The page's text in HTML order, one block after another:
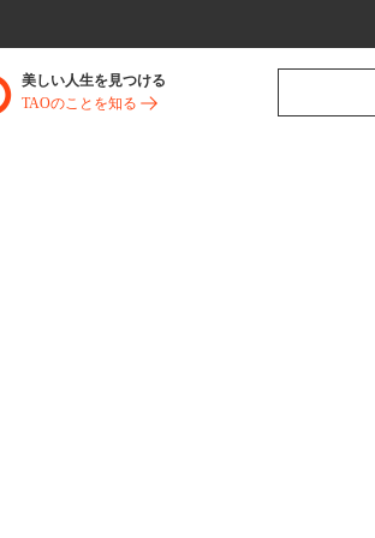
美しい人生を見つける
TAOのことを知る